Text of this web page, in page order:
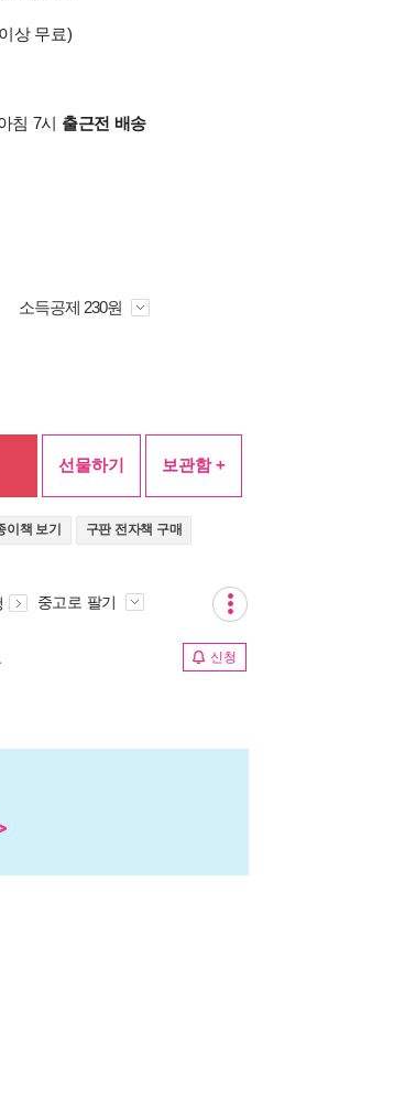
상 무료)
침 7시 출근전 배송
소득공제 230원
선물하기 보관함 +
이책 보기 구판 전자책 구매
중고로 팔기
신청